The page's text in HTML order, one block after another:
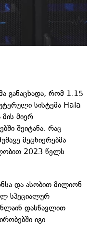
განაცხადა, რომ 1.15
სისტემა Hala
მის მიერ
შეიტანა. რაც
მეცნიერებმა
2023 წელს
და ასობით მილიონ
სპეციალურ
დასწავლით
იგი